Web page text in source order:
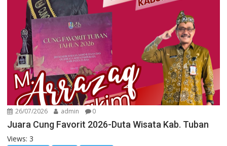
26/07/2026 admin 0
Juara Cung Favorit 2026-Duta Wisata Kab. Tuban
Views: 3